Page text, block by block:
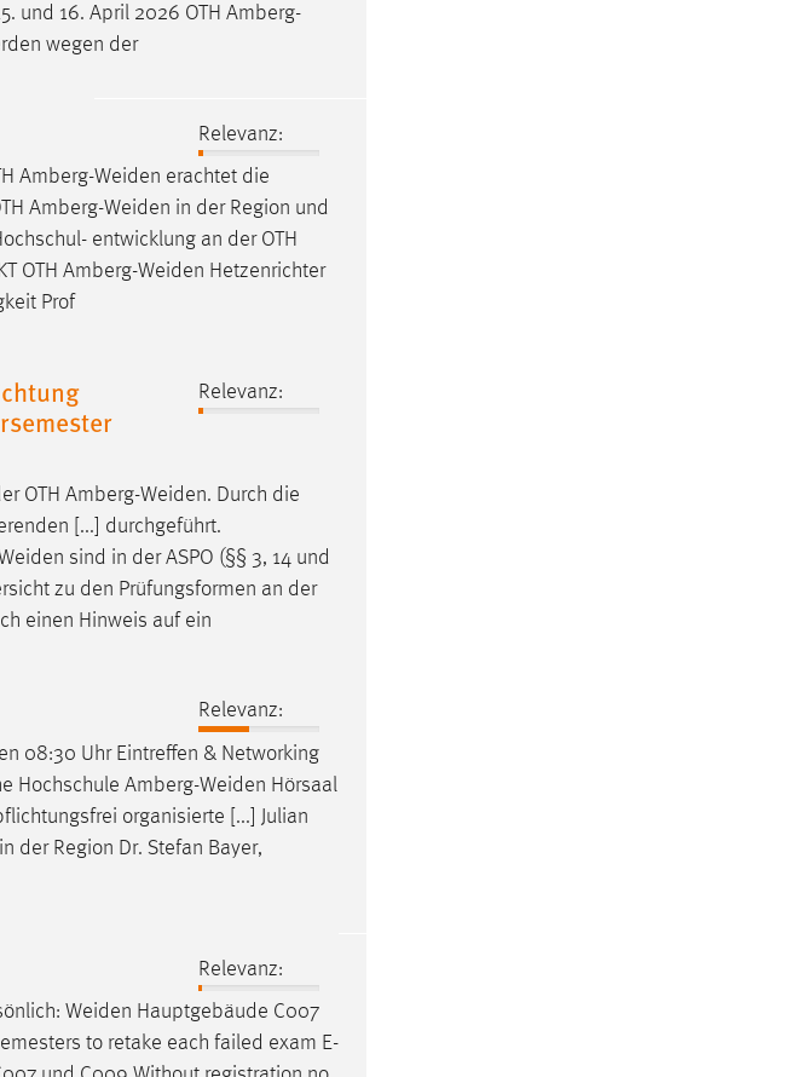
und 16. April 2026 OTH Amberg-
wegen der
Relevanz:
Amberg-Weiden erachtet die
Amberg-Weiden in der Region und
entwicklung an der OTH
OTH Amberg-Weiden Hetzenrichter
Prof
Relevanz:
OTH Amberg-Weiden. Durch die
[...] durchgeführt.
sind in der ASPO (§§ 3, 14 und
zu den Prüfungsformen an der
einen Hinweis auf ein
Relevanz:
08:30 Uhr Eintreffen & Networking
Hochschule Amberg-Weiden Hörsaal
organisierte [...] Julian
der Region Dr. Stefan Bayer,
Relevanz:
Weiden Hauptgebäude C007
to retake each failed exam E-